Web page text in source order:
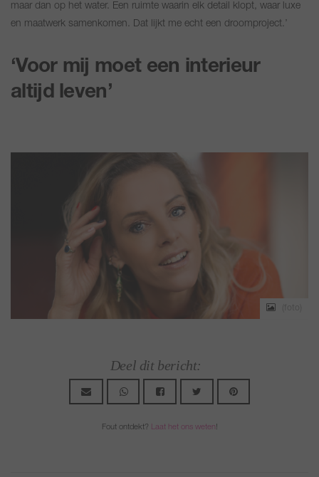
maar dan op het water. Een ruimte waarin elk detail klopt, waar luxe
en maatwerk samenkomen. Dat lijkt me echt een droomproject.’
‘Voor mij moet een interieur
altijd leven’
Deel dit bericht:
Fout ontdekt? Laat het ons weten!